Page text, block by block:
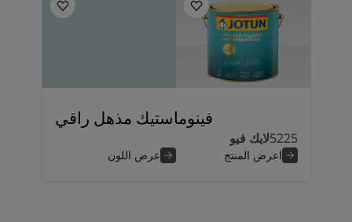
فينوماستيك مذهل راقي
5225لايك فيو
اعرض المنتج عرض اللون